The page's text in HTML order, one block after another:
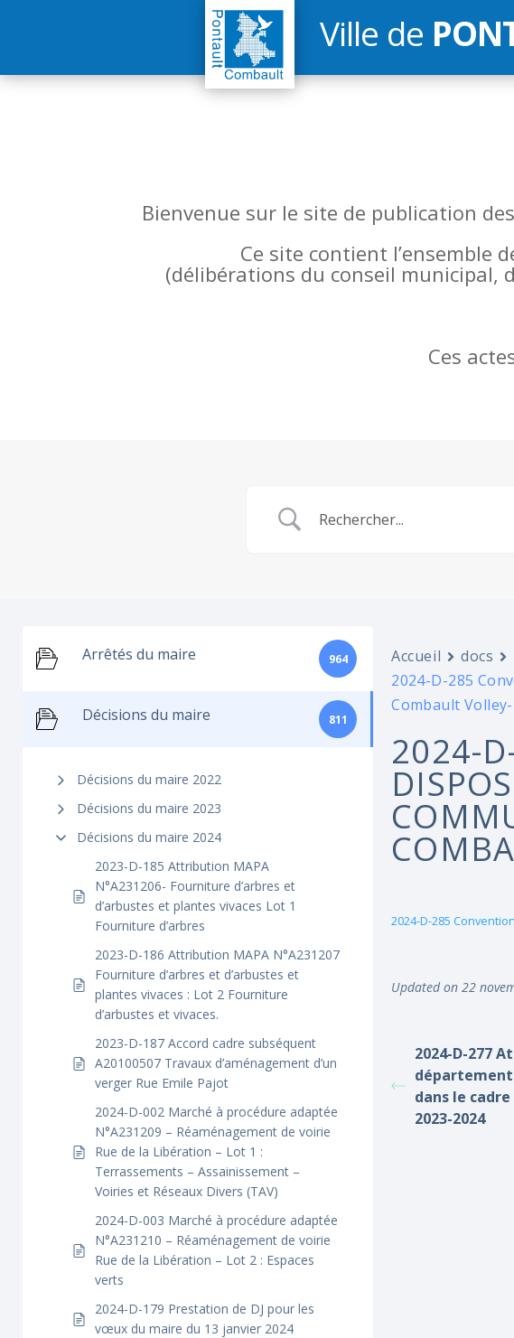
Ville de
Bienvenue sur le site de publication
Ce site contient l’ensemble
(délibérations du conseil municipal,
Ces
Arrêtés du maire 964
Décisions du maire 811
Décisions du maire 2022
Décisions du maire 2023
Décisions du maire 2024
2023-D-185 Attribution MAPA
N°A231206- Fourniture d’arbres et
d’arbustes et plantes vivaces Lot 1
Fourniture d’arbres
2023-D-186 Attribution MAPA N°A231207
Fourniture d’arbres et d’arbustes et
plantes vivaces : Lot 2 Fourniture
d’arbustes et vivaces.
2023-D-187 Accord cadre subséquent
A20100507 Travaux d’aménagement d’un
verger Rue Emile Pajot
2024-D-002 Marché à procédure adaptée
N°A231209 – Réaménagement de voirie
Rue de la Libération – Lot 1 :
Terrassements – Assainissement –
Voiries et Réseaux Divers (TAV)
2024-D-003 Marché à procédure adaptée
N°A231210 – Réaménagement de voirie
Rue de la Libération – Lot 2 : Espaces
verts
2024-D-179 Prestation de DJ pour les
vœux du maire du 13 janvier 2024
Accueil docs
2024-D-285
Combault
2024-
2024-D-285
Updated on 22
2024-D-277
département
dans le cadre
2023-2024